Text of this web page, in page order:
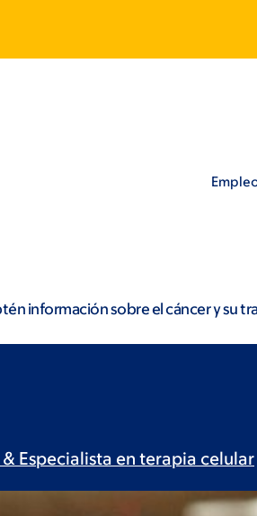
información sobre el cáncer y su
Especialista en terapia celular